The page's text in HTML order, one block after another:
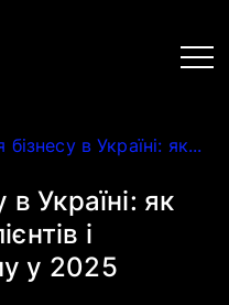
як залучати нових клієнтів і запускати рекламу у 2025
Україні: як
і
у 2025